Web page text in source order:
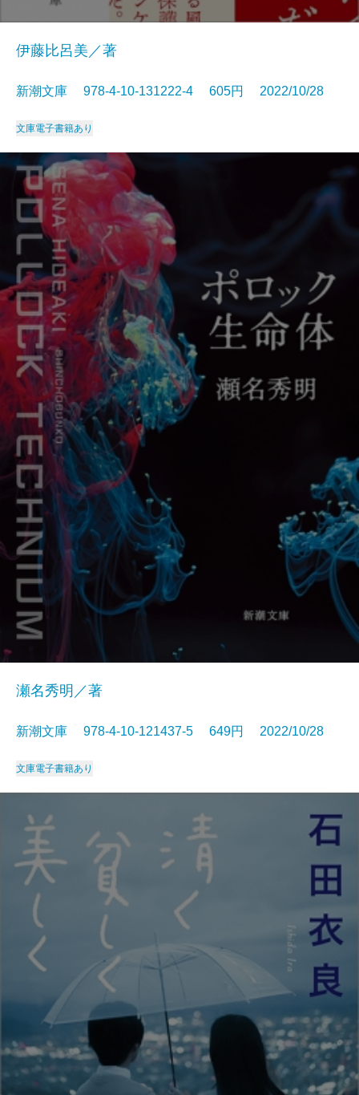
伊藤比呂美／著
新潮文庫 978-4-10-131222-4 605円 2022/10/28
文庫電子書籍あり
瀬名秀明／著
新潮文庫 978-4-10-121437-5 649円 2022/10/28
文庫電子書籍あり